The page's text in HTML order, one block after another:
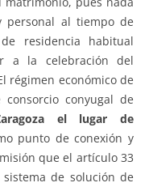
personal al tiempo de
residencia habitual
a la celebración del
régimen económico de
conyugal de
el lugar de
punto de conexión y
que el artículo 33
de solución de